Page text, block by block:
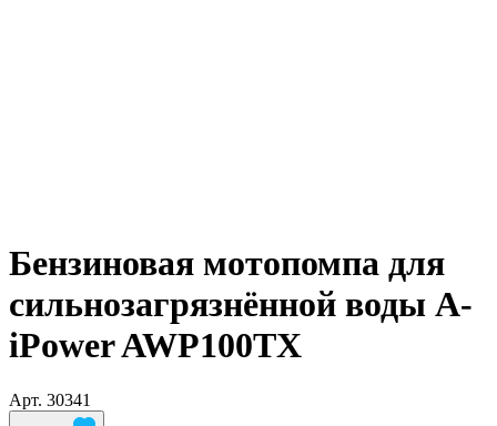
Бензиновая мотопомпа для
сильнозагрязнённой воды A-
iPower AWP100TX
Арт. 30341